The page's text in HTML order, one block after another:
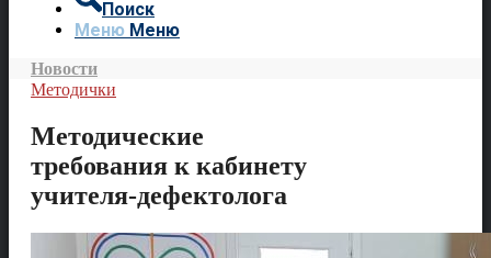
Поиск
Меню Меню
Новости
Методички
Методические
требования к кабинету
учителя-дефектолога